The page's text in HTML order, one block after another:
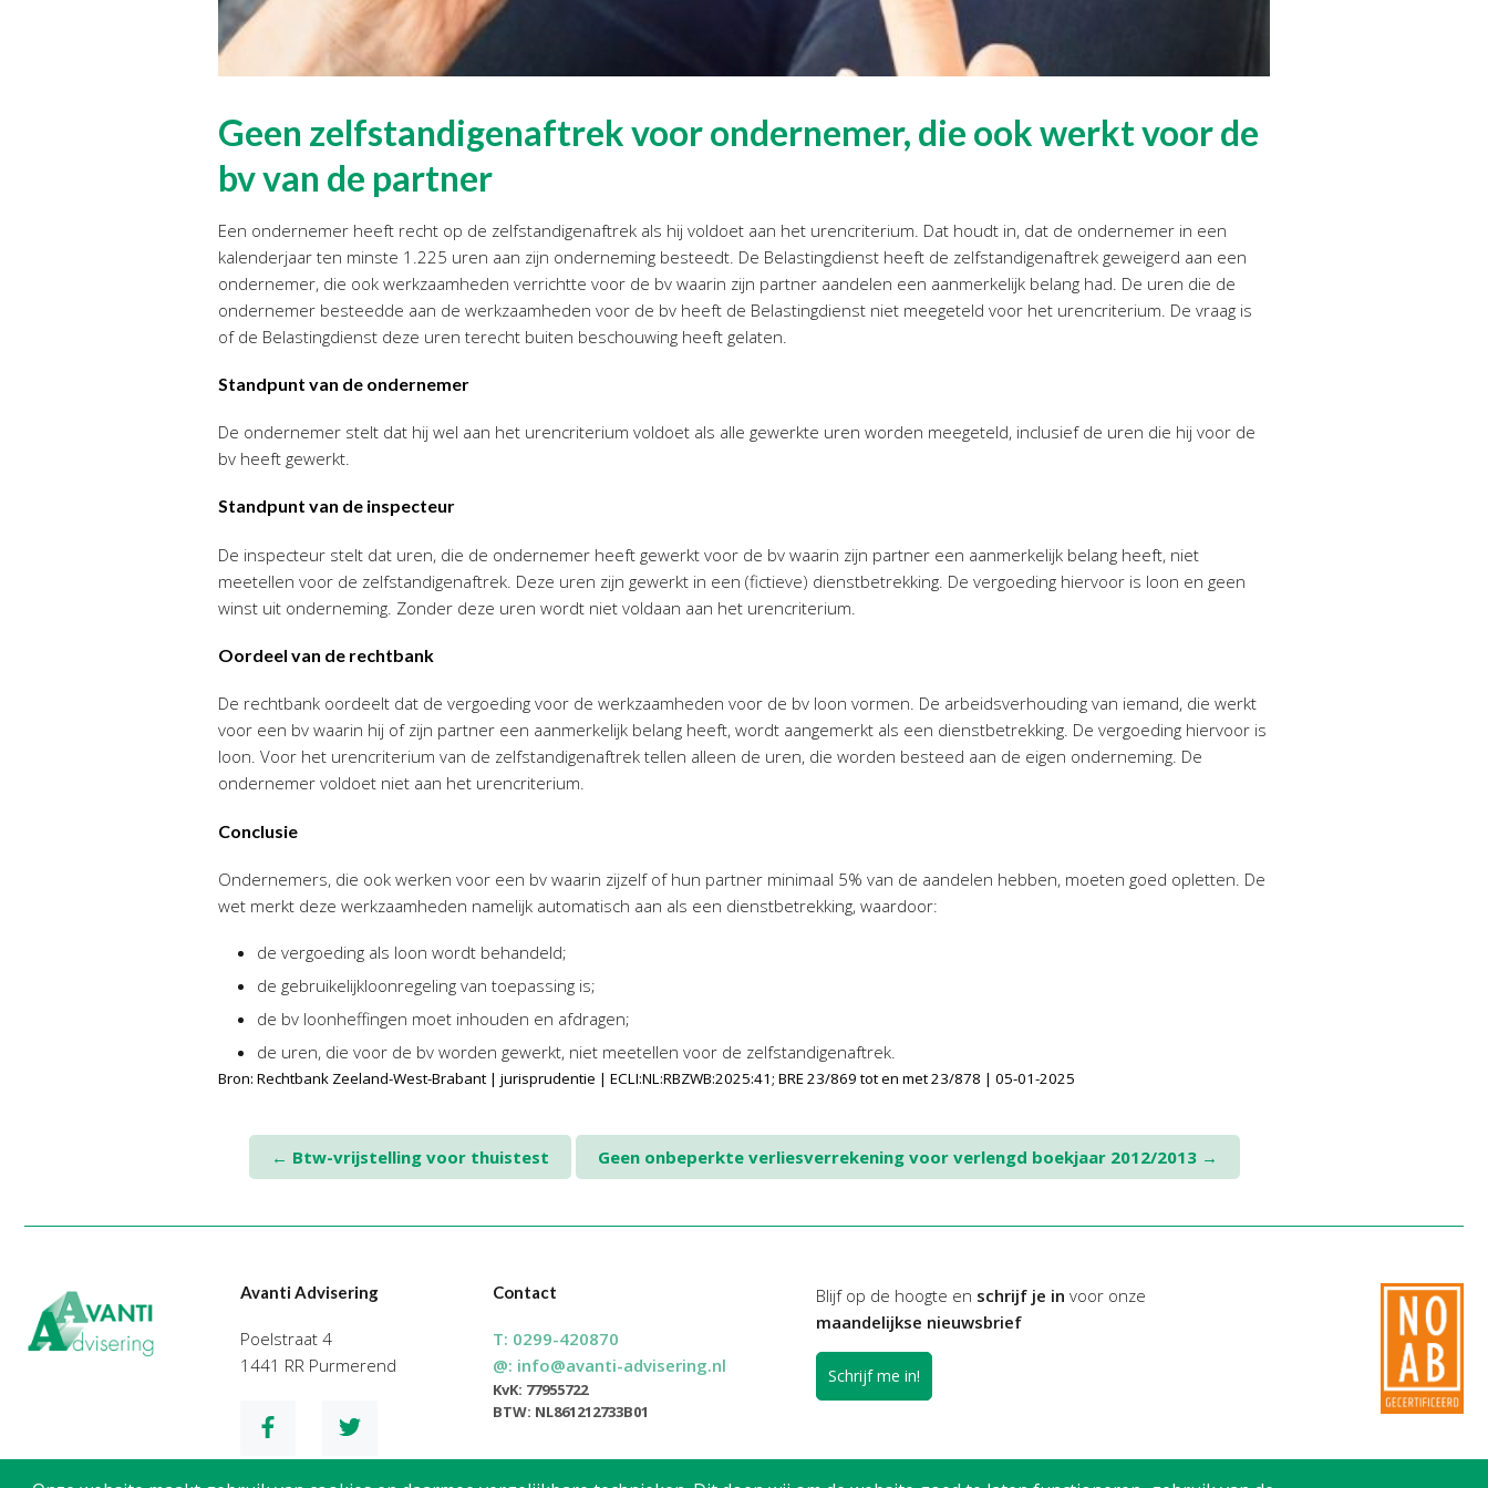
Geen zelfstandigenaftrek voor ondernemer, die ook werkt voor de
bv van de partner
Een ondernemer heeft recht op de zelfstandigenaftrek als hij voldoet aan het urencriterium. Dat houdt in, dat de ondernemer in een
kalenderjaar ten minste 1.225 uren aan zijn onderneming besteedt. De Belastingdienst heeft de zelfstandigenaftrek geweigerd aan een
ondernemer, die ook werkzaamheden verrichtte voor de bv waarin zijn partner aandelen een aanmerkelijk belang had. De uren die de
ondernemer besteedde aan de werkzaamheden voor de bv heeft de Belastingdienst niet meegeteld voor het urencriterium. De vraag is
of de Belastingdienst deze uren terecht buiten beschouwing heeft gelaten.
Standpunt van de ondernemer
De ondernemer stelt dat hij wel aan het urencriterium voldoet als alle gewerkte uren worden meegeteld, inclusief de uren die hij voor de
bv heeft gewerkt.
Standpunt van de inspecteur
De inspecteur stelt dat uren, die de ondernemer heeft gewerkt voor de bv waarin zijn partner een aanmerkelijk belang heeft, niet
meetellen voor de zelfstandigenaftrek. Deze uren zijn gewerkt in een (fictieve) dienstbetrekking. De vergoeding hiervoor is loon en geen
winst uit onderneming. Zonder deze uren wordt niet voldaan aan het urencriterium.
Oordeel van de rechtbank
De rechtbank oordeelt dat de vergoeding voor de werkzaamheden voor de bv loon vormen. De arbeidsverhouding van iemand, die werkt
voor een bv waarin hij of zijn partner een aanmerkelijk belang heeft, wordt aangemerkt als een dienstbetrekking. De vergoeding hiervoor is
loon. Voor het urencriterium van de zelfstandigenaftrek tellen alleen de uren, die worden besteed aan de eigen onderneming. De
ondernemer voldoet niet aan het urencriterium.
Conclusie
Ondernemers, die ook werken voor een bv waarin zijzelf of hun partner minimaal 5% van de aandelen hebben, moeten goed opletten. De
wet merkt deze werkzaamheden namelijk automatisch aan als een dienstbetrekking, waardoor:
de vergoeding als loon wordt behandeld;
de gebruikelijkloonregeling van toepassing is;
de bv loonheffingen moet inhouden en afdragen;
de uren, die voor de bv worden gewerkt, niet meetellen voor de zelfstandigenaftrek.
Bron: Rechtbank Zeeland-West-Brabant | jurisprudentie | ECLI:NL:RBZWB:2025:41; BRE 23/869 tot en met 23/878 | 05-01-2025
← Btw-vrijstelling voor thuistest Geen onbeperkte verliesverrekening voor verlengd boekjaar 2012/2013 →
Avanti Advisering
Poelstraat 4
1441 RR Purmerend
Contact
T: 0299-420870
@: info@avanti-advisering.nl
KvK: 77955722
BTW: NL861212733B01
Blijf op de hoogte en schrijf je in voor onze
maandelijkse nieuwsbrief
Schrijf me in!